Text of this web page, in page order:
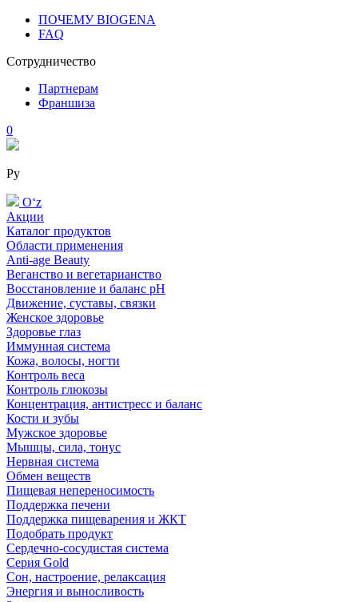
ПОЧЕМУ BIOGENA
FAQ
Сотрудничество
Партнерам
Франшиза
0
Ру
Oʻz
Акции
Каталог продуктов
Области применения
Anti-age Beauty
Веганство и вегетарианство
Восстановление и баланс pH
Движение, суставы, связки
Женское здоровье
Здоровье глаз
Иммунная система
Кожа, волосы, ногти
Контроль веса
Контроль глюкозы
Концентрация, антистресс и баланс
Кости и зубы
Мужское здоровье
Мышцы, сила, тонус
Нервная система
Обмен веществ
Пищевая непереносимость
Поддержка печени
Поддержка пищеварения и ЖКТ
Подобрать продукт
Сердечно-сосудистая система
Серия Gold
Сон, настроение, релаксация
Энергия и выносливость